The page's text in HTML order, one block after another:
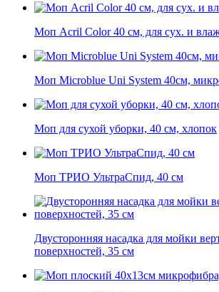
Моп Acril Color 40 см, для сух. и
Моп Microblue Uni System 40см,
Моп для сухой уборки, 40 см, хлопок
Моп ТРИО УльтраСпид, 40 см
Двусторонняя насадка для мойки
поверхностей, 35 см